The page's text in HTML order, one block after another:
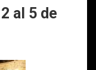
al 5 de